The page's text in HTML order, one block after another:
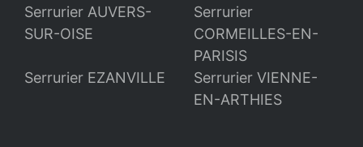
Serrurier AUVERS-
SUR-OISE
Serrurier
CORMEILLES-EN-
PARISIS
Serrurier EZANVILLE
Serrurier VIENNE-
EN-ARTHIES